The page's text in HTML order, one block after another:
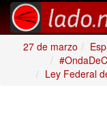
27 de marzo
Ley Federal